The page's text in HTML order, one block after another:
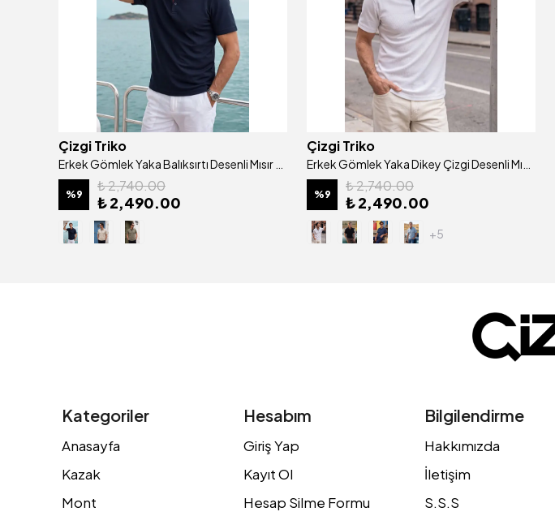
Çizgi Triko
%9
₺ 2,740.00
₺ 2,490.00
Çizgi Triko
%9
₺ 2,740.00
₺ 2,490.00
+5
Kategoriler
Anasayfa
Kazak
Mont
Hesabım
Giriş Yap
Kayıt Ol
Hesap Silme Formu
Bilgilendirme
Hakkımızda
İletişim
S.S.S